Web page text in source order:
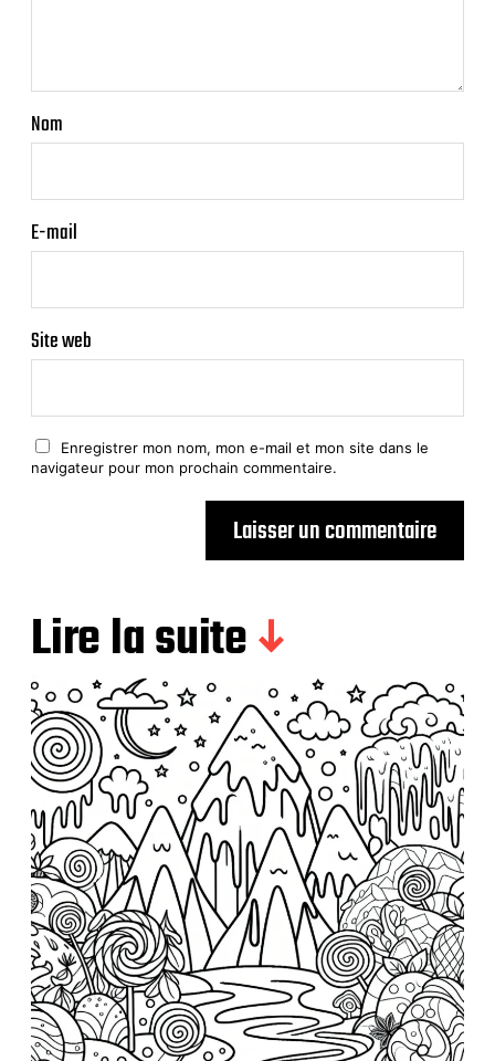
Nom
E-mail
Site web
Enregistrer mon nom, mon e-mail et mon site dans le
navigateur pour mon prochain commentaire.
Lire la suite